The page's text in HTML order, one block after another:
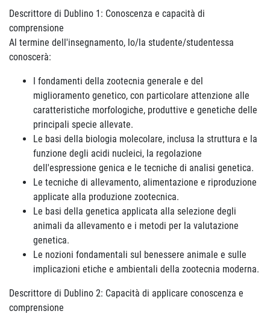
Descrittore di Dublino 1: Conoscenza e capacità di
comprensione
Al termine dell'insegnamento, lo/la studente/studentessa
conoscerà:
I fondamenti della zootecnia generale e del
miglioramento genetico, con particolare attenzione alle
caratteristiche morfologiche, produttive e genetiche delle
principali specie allevate.
Le basi della biologia molecolare, inclusa la struttura e la
funzione degli acidi nucleici, la regolazione
dell'espressione genica e le tecniche di analisi genetica.
Le tecniche di allevamento, alimentazione e riproduzione
applicate alla produzione zootecnica.
Le basi della genetica applicata alla selezione degli
animali da allevamento e i metodi per la valutazione
genetica.
Le nozioni fondamentali sul benessere animale e sulle
implicazioni etiche e ambientali della zootecnia moderna.
Descrittore di Dublino 2: Capacità di applicare conoscenza e
comprensione